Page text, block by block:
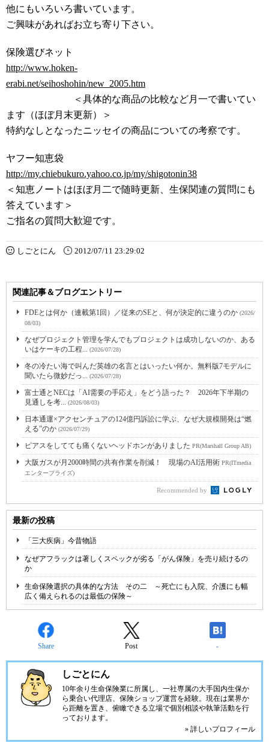
他にもいろいろ書いています。
ご興味があればお立ち寄り下さい。
保険選びネット
http://www.hoken-
erabi.net/seihoshohin/new_2005.htm
＜具体的な商品の比較など月一で書いてい
ます（ほぼ月末更新）＞
特約なしとなったニッセイの商品についての考察です。
ヤフー知恵袋
http://my.chiebukuro.yahoo.co.jp/my/shigotonin38
＜知恵ノートはほぼ月二で随時更新、生保関連の質問にも
答えています＞
ご指名の質問大歓迎です。
しごとにん 2012/07/11 23:29:02
関連記事＆ブログエントリー
FDEとは何か（連載第1回）／従来のSEと、何が決定的に違うのか (2026/
08/03)
なぜプロジェクト管理を学んでもプロジェクトは成功しないのか、ある
いはケーキの工程... (2026/07/28)
冬の冷たい海で叫んだ英雄の名言とはいったい何か。無料版7モデルに
聞いたら微妙だっ... (2026/07/28)
富士通とNECは「AI需要の手応え」をどう語った？ 2026年下半期の
見通しを考... (2026/08/03)
日本通運×アクセンチュアの124億円訴訟に学ぶ、なぜ大規模開発は“燃
える”のか (2026/07/29)
ピアスをしてても痛くないヘッドホンがありました PR(Marshall Group AB)
大阪ガスが月2000時間の共有作業を削減！ 現場のAI活用術 PR(ITmedia
エンタープライズ)
Recommended by
最新の投稿
「三大疾病」今昔物語
なぜアフラックは著しくスペックが劣る「がん保険」を売り続けるの
か
生命保険選択の具体的な方法 その二 ～死亡にも入院、介護にも幅
広く備えられるのは最低の保険～
Share Post -
しごとにん
10年余り生命保険業に所属し、一社専属の大手国内生保か
ら乗合い代理店、保険ショップ運営を経験。現在は業界か
ら距離を置き、俯瞰できる立場で個別相談や執筆活動を行
っております。
» 詳しいプロフィール